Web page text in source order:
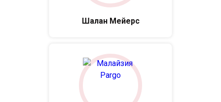
Шалан Мейерс